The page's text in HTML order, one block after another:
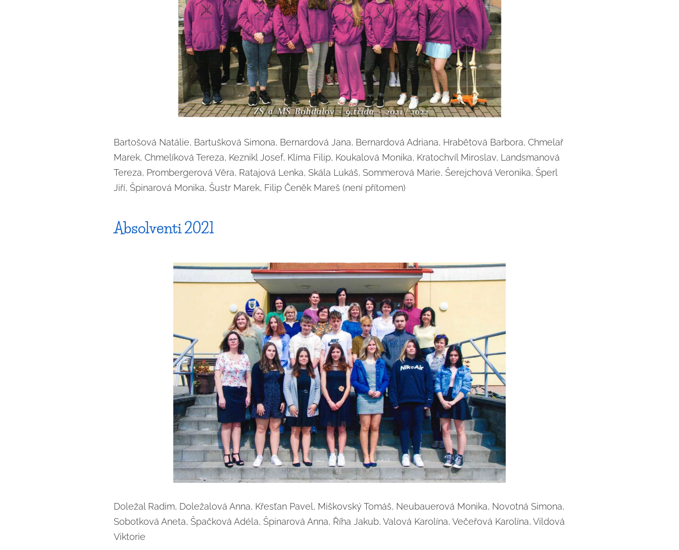
Bartošová Natálie, Bartušková Simona, Bernardová Jana, Bernardová Adriana, Hrabětová Barbora, Chmelař
Marek, Chmelíková Tereza, Keznikl Josef, Klíma Filip, Koukalová Monika, Kratochvíl Miroslav, Landsmanová
Tereza, Prombergerová Věra, Ratajová Lenka, Skála Lukáš, Sommerová Marie, Šerejchová Veronika, Šperl
Jiří, Špinarová Monika, Šustr Marek, Filip Čeněk Mareš (není přítomen)
Absolventi 2021
Doležal Radim, Doležalová Anna, Křesťan Pavel, Miškovský Tomáš, Neubauerová Monika, Novotná Simona,
Sobotková Aneta, Špačková Adéla, Špinarová Anna, Říha Jakub, Valová Karolína, Večeřová Karolína, Vildová
Viktorie